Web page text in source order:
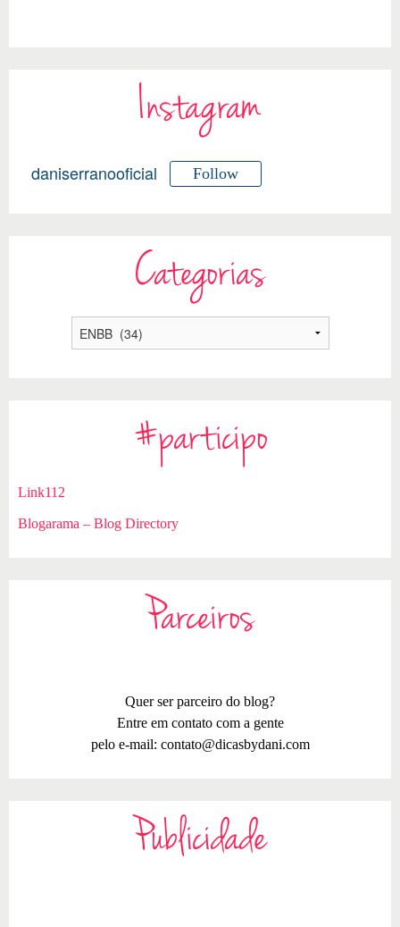
Instagram
daniserranooficial Follow
Categorias
#participo
Link112
Blogarama – Blog Directory
Parceiros
Quer ser parceiro do blog?
Entre em contato com a gente
pelo e-mail: contato@dicasbydani.com
Publicidade